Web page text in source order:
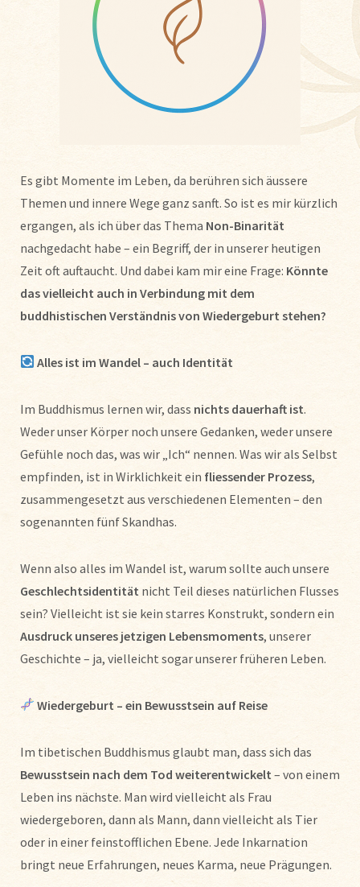
Es gibt Momente im Leben, da berühren sich äussere
Themen und innere Wege ganz sanft. So ist es mir kürzlich
ergangen, als ich über das Thema Non-Binarität
nachgedacht habe – ein Begriff, der in unserer heutigen
Zeit oft auftaucht. Und dabei kam mir eine Frage: Könnte
das vielleicht auch in Verbindung mit dem
buddhistischen Verständnis von Wiedergeburt stehen?
Alles ist im Wandel – auch Identität
Im Buddhismus lernen wir, dass nichts dauerhaft ist.
Weder unser Körper noch unsere Gedanken, weder unsere
Gefühle noch das, was wir „Ich“ nennen. Was wir als Selbst
empfinden, ist in Wirklichkeit ein fliessender Prozess,
zusammengesetzt aus verschiedenen Elementen – den
sogenannten fünf Skandhas.
Wenn also alles im Wandel ist, warum sollte auch unsere
Geschlechtsidentität nicht Teil dieses natürlichen Flusses
sein? Vielleicht ist sie kein starres Konstrukt, sondern ein
Ausdruck unseres jetzigen Lebensmoments, unserer
Geschichte – ja, vielleicht sogar unserer früheren Leben.
Wiedergeburt – ein Bewusstsein auf Reise
Im tibetischen Buddhismus glaubt man, dass sich das
Bewusstsein nach dem Tod weiterentwickelt – von einem
Leben ins nächste. Man wird vielleicht als Frau
wiedergeboren, dann als Mann, dann vielleicht als Tier
oder in einer feinstofflichen Ebene. Jede Inkarnation
bringt neue Erfahrungen, neues Karma, neue Prägungen.